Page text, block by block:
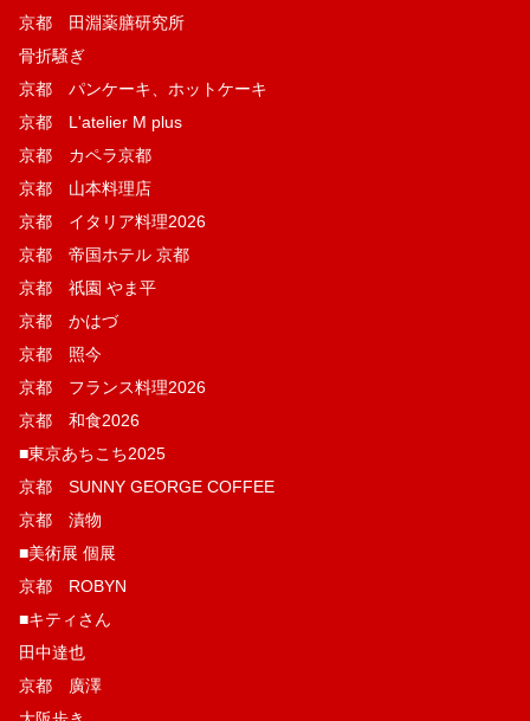
京都 田淵薬膳研究所
骨折騒ぎ
京都 パンケーキ、ホットケーキ
京都 L'atelier M plus
京都 カペラ京都
京都 山本料理店
京都 イタリア料理2026
京都 帝国ホテル 京都
京都 祇園 やま平
京都 かはづ
京都 照今
京都 フランス料理2026
京都 和食2026
■東京あちこち2025
京都 SUNNY GEORGE COFFEE
京都 漬物
■美術展 個展
京都 ROBYN
■キティさん
田中達也
京都 廣澤